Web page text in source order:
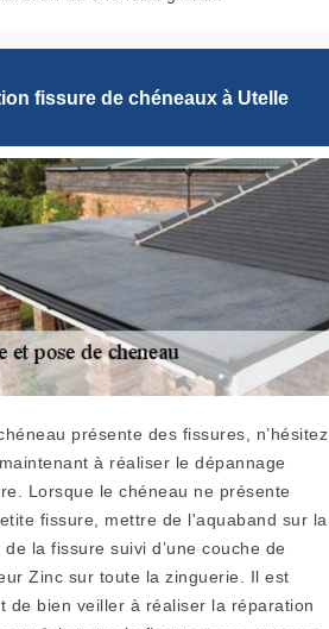
fissure de chéneaux à Utelle
présente des fissures, n’hésitez
à réaliser le dépannage
Lorsque le chéneau ne présente
fissure, mettre de l'aquaband sur la
de la fissure suivi d’une couche de
Zinc sur toute la zinguerie. Il est
de bien veiller à réaliser la réparation